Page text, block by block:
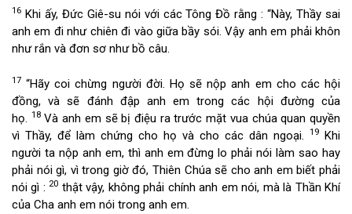
16 Khi ấy, Đức Giê-su nói với các Tông Đồ rằng : “Này, Thầy sai
anh em đi như chiên đi vào giữa bầy sói. Vậy anh em phải khôn
như rắn và đơn sơ như bồ câu.
17 “Hãy coi chừng người đời. Họ sẽ nộp anh em cho các hội
đồng, và sẽ đánh đập anh em trong các hội đường của
họ. 18Và anh em sẽ bị điệu ra trước mặt vua chúa quan quyền
vì Thầy, để làm chứng cho họ và cho các dân ngoại.
19 Khi
người ta nộp anh em, thì anh em đừng lo phải nói làm sao hay
phải nói gì, vì trong giờ đó, Thiên Chúa sẽ cho anh em biết phải
nói gì : 20 thật vậy, không phải chính anh em nói, mà là Thần Khí
của Cha anh em nói trong anh em.